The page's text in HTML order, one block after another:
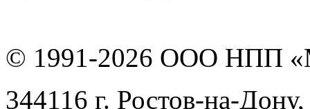
© 1991-2026 ООО НПП «
344116 г. Ростов-на-Дону